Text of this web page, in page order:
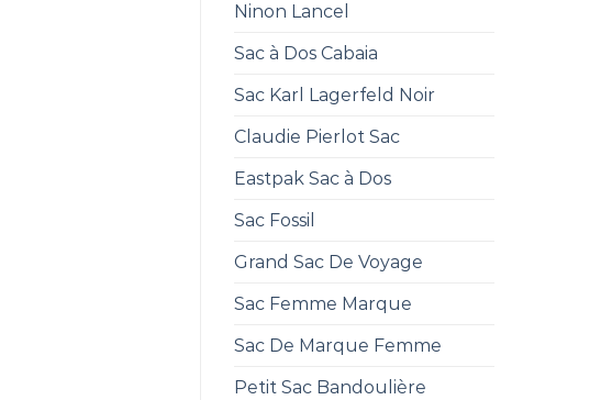
Ninon Lancel
Sac à Dos Cabaia
Sac Karl Lagerfeld Noir
Claudie Pierlot Sac
Eastpak Sac à Dos
Sac Fossil
Grand Sac De Voyage
Sac Femme Marque
Sac De Marque Femme
Petit Sac Bandoulière